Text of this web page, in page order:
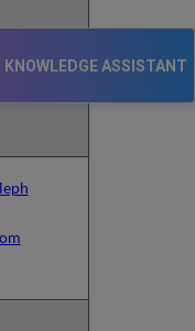
KNOWLEDGE ASSISTANT